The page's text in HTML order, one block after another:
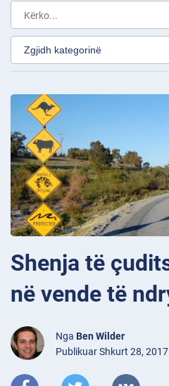
Shenja të
në vende të
Nga Ben Wilder
Publikuar Shkurt 28,